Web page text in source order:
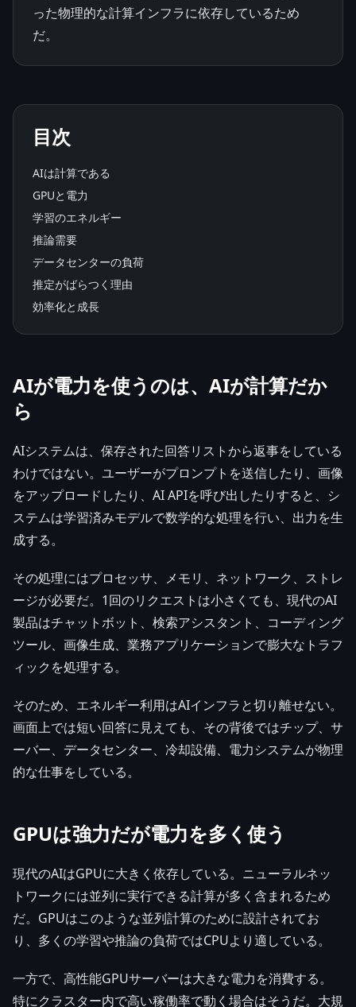
った物理的な計算インフラに依存しているため
だ。
目次
AIは計算である
GPUと電力
学習のエネルギー
推論需要
データセンターの負荷
推定がばらつく理由
効率化と成長
AIが電力を使うのは、AIが計算だか
ら
AIシステムは、保存された回答リストから返事をしている
わけではない。ユーザーがプロンプトを送信したり、画像
をアップロードしたり、AI APIを呼び出したりすると、シ
ステムは学習済みモデルで数学的な処理を行い、出力を生
成する。
その処理にはプロセッサ、メモリ、ネットワーク、ストレ
ージが必要だ。1回のリクエストは小さくても、現代のAI
製品はチャットボット、検索アシスタント、コーディング
ツール、画像生成、業務アプリケーションで膨大なトラフ
ィックを処理する。
そのため、エネルギー利用はAIインフラと切り離せない。
画面上では短い回答に見えても、その背後ではチップ、サ
ーバー、データセンター、冷却設備、電力システムが物理
的な仕事をしている。
GPUは強力だが電力を多く使う
現代のAIはGPUに大きく依存している。ニューラルネッ
トワークには並列に実行できる計算が多く含まれるため
だ。GPUはこのような並列計算のために設計されてお
り、多くの学習や推論の負荷ではCPUより適している。
一方で、高性能GPUサーバーは大きな電力を消費する。
特にクラスター内で高い稼働率で動く場合はそうだ。大規